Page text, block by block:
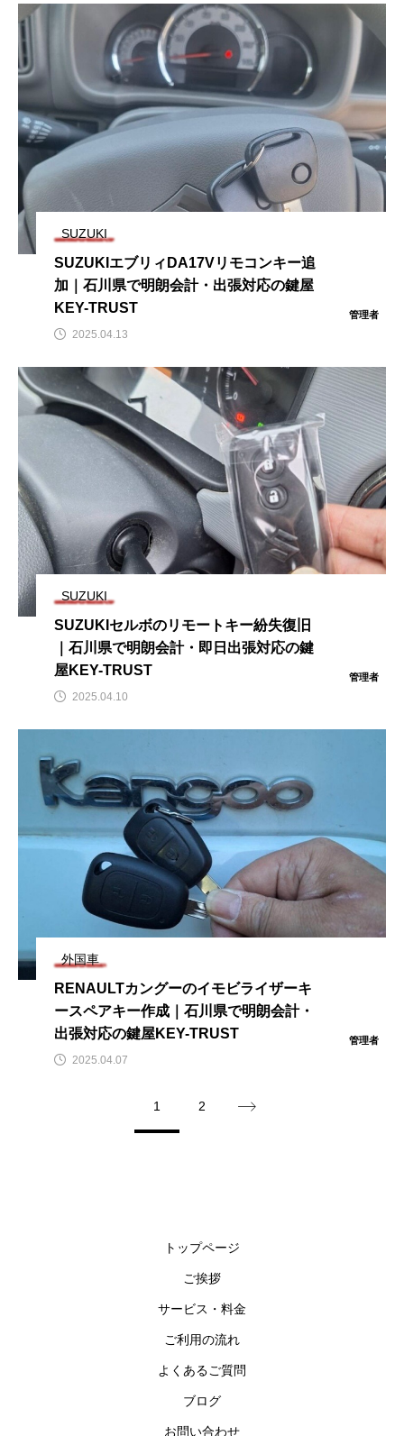
SUZUKI
SUZUKIエブリィDA17Vリモコンキー追
加｜石川県で明朗会計・出張対応の鍵屋
KEY-TRUST
管理者
2025.04.13
SUZUKI
SUZUKIセルボのリモートキー紛失復旧
｜石川県で明朗会計・即日出張対応の鍵
屋KEY-TRUST
管理者
2025.04.10
外国車
RENAULTカングーのイモビライザーキ
ースペアキー作成｜石川県で明朗会計・
出張対応の鍵屋KEY-TRUST
管理者
2025.04.07
1 2
トップページ
ご挨拶
サービス・料金
ご利用の流れ
よくあるご質問
ブログ
お問い合わせ